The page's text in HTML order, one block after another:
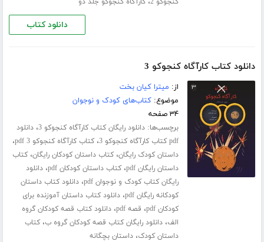
دانلود کتاب
دانلود کتاب کارآگاه کنجوکو 3
از: میترا کیان بخت
موضوع:کتاب‌های کودک و نوجوان
۳۴ صفحه
برچسب‌ها:دانلود رایگان کتاب کارآگاه کنجوکو 3 ،دانلود
pdf کتاب کارآگاه کنجوکو 3
،کتاب کارآگاه کنجوکو 3 pdf ،
داستان کودک رایگان،کتاب داستان کودکان رایگان،کتاب
داستان رایگان pdf
،کتاب داستان کودکان pdf ،دانلود
رایگان کتاب کودک و نوجوان pdf
،دانلود کتاب داستان
کودکانه رایگان pdf
،دانلود کتاب داستان آموزنده برای
کودکان pdf
، قصه pdf ،دانلود کتاب قصه کودکان گروه
الف،دانلود رایگان کتاب قصه کودکان گروه ب،کتاب
داستان کودک،داستان بچگانه